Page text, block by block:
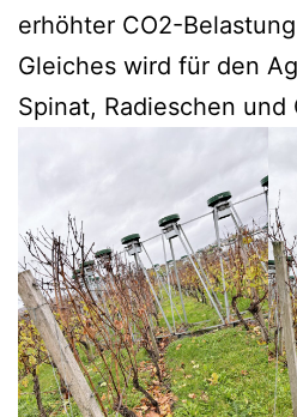
erhöhter CO2-
Gleiches wird für den
Spinat, Radieschen